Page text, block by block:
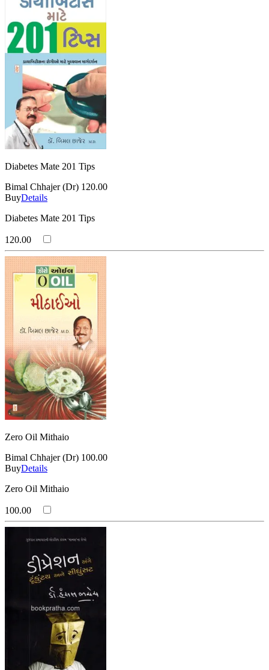
Diabetes Mate 201 Tips
Bimal Chhajer (Dr) 120.00
BuyDetails
Diabetes Mate 201 Tips
120.00
Zero Oil Mithaio
Bimal Chhajer (Dr) 100.00
BuyDetails
Zero Oil Mithaio
100.00